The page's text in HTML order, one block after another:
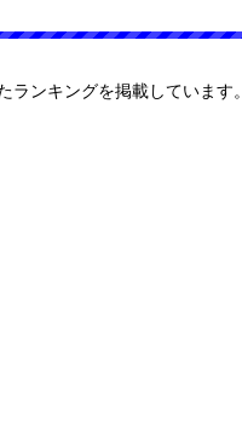
ンキングを掲載しています。